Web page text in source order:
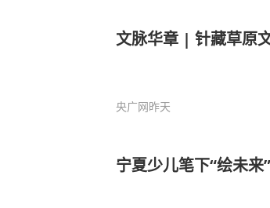
文脉华章 | 针藏草原
央广网昨天
宁夏少儿笔下“绘未